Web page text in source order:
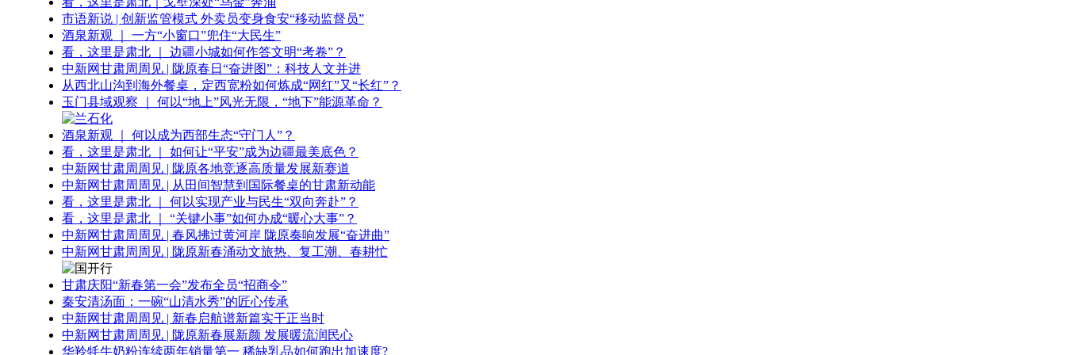
市语新说 | 创新监管模式 外卖员变身食安“移动监督员”
酒泉新观 ｜ 一方“小窗口”兜住“大民生”
看，这里是肃北 ｜ 边疆小城如何作答文明“考卷”？
中新网甘肃周周见 | 陇原春日“奋进图”：科技人文并进
从西北山沟到海外餐桌，定西宽粉如何炼成“网红”又“长红”？
玉门县域观察 ｜ 何以“地上”风光无限，“地下”能源革命？
酒泉新观 ｜ 何以成为西部生态“守门人”？
看，这里是肃北 ｜ 如何让“平安”成为边疆最美底色？
中新网甘肃周周见 | 陇原各地竞逐高质量发展新赛道
中新网甘肃周周见 | 从田间智慧到国际餐桌的甘肃新动能
看，这里是肃北 ｜ 何以实现产业与民生“双向奔赴”？
看，这里是肃北 ｜ “关键小事”如何办成“暖心大事”？
中新网甘肃周周见 | 春风拂过黄河岸 陇原奏响发展“奋进曲”
中新网甘肃周周见 | 陇原新春涌动文旅热、复工潮、春耕忙
甘肃庆阳“新春第一会”发布全员“招商令”
秦安清汤面：一碗“山清水秀”的匠心传承
中新网甘肃周周见 | 新春启航谱新篇实干正当时
中新网甘肃周周见 | 陇原新春展新颜 发展暖流润民心
华羚牦牛奶粉连续两年销量第一 稀缺乳品如何跑出加速度?